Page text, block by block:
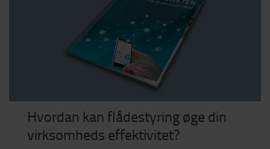
Hvordan kan flådestyring øge din
virksomheds effektivitet?